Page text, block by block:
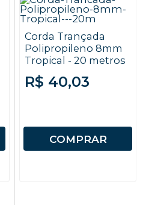
Corda Trançada
Polipropileno 8mm
Tropical - 20 metros
R$ 40,03
COMPRAR